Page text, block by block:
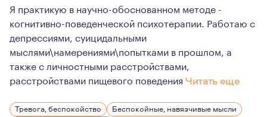
Я практикую в научно-обоснованном методе -
когнитивно-поведенческой психотерапии. Работаю с
депрессиями, суицидальными
мыслями\намерениями\попытками в прошлом, а
также с личностными расстройствами,
расстройствами пищевого поведения Читать еще
Ввиду клинической практики, беру в работу людей с
Тревога, беспокойство
Беспокойные, навязчивые мысли